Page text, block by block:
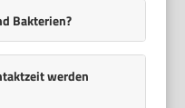
Bakterien?
werden